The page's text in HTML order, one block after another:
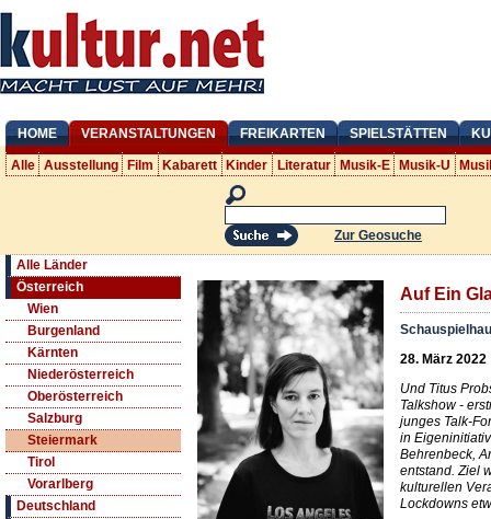
HOME VERANSTALTUNGEN FREIKARTEN SPIELSTÄTTEN
Alle Ausstellung Film Kabarett Kinder Literatur Musik-E Musik-U
Zur Geosuche
Alle Länder
Österreich
Wien
Burgenland
Kärnten
Niederösterreich
Oberösterreich
Salzburg
Steiermark
Tirol
Vorarlberg
Deutschland
Auf Ein
28. März 2022
Und Titus
Talkshow -
junges Talk-
in
Behrenbeck,
entstand. Ziel
kulturellen
Lockdowns